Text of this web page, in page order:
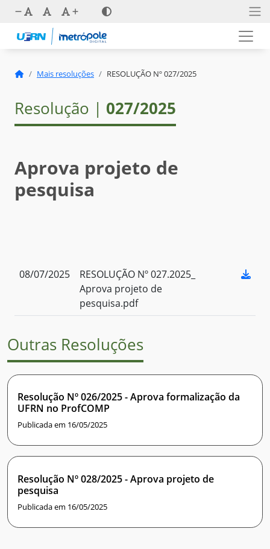
Mais resoluções RESOLUÇÃO Nº 027/2025
Resolução | 027/2025
Aprova projeto de
pesquisa
08/07/2025
RESOLUÇÃO Nº 027.2025_
Aprova projeto de
pesquisa.pdf
Outras Resoluções
Resolução Nº 026/2025 - Aprova formalização da
UFRN no ProfCOMP
Publicada em 16/05/2025
Resolução Nº 028/2025 - Aprova projeto de
pesquisa
Publicada em 16/05/2025